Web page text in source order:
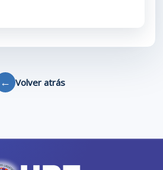
← Volver atrás